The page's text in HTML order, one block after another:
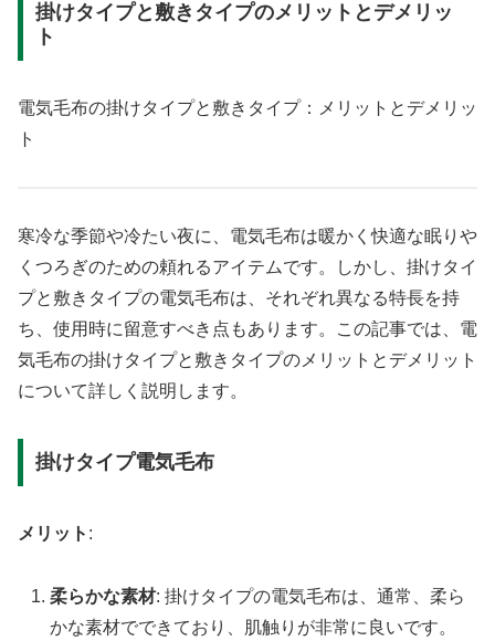
掛けタイプと敷きタイプのメリットとデメリッ
ト
電気毛布の掛けタイプと敷きタイプ：メリットとデメリッ
ト
寒冷な季節や冷たい夜に、電気毛布は暖かく快適な眠りや
くつろぎのための頼れるアイテムです。しかし、掛けタイ
プと敷きタイプの電気毛布は、それぞれ異なる特長を持
ち、使用時に留意すべき点もあります。この記事では、電
気毛布の掛けタイプと敷きタイプのメリットとデメリット
について詳しく説明します。
掛けタイプ電気毛布
メリット :
柔らかな素材: 掛けタイプの電気毛布は、通常、柔ら
かな素材でできており、肌触りが非常に良いです。